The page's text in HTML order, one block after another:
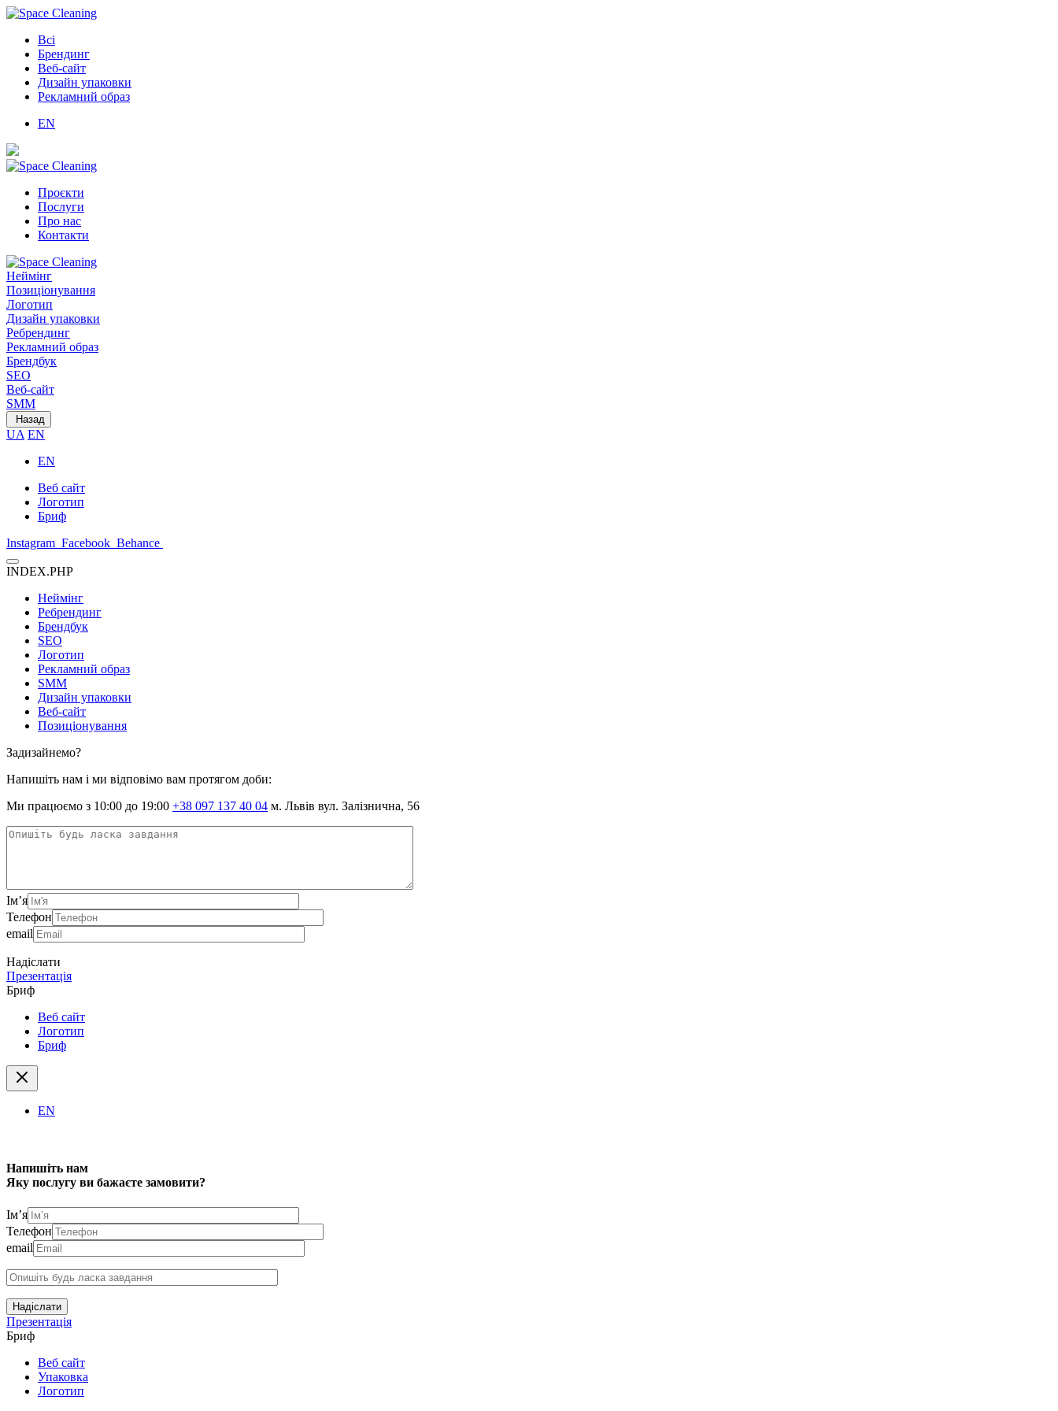
Всі
Брендинг
Веб-сайт
Дизайн упаковки
Рекламний образ
EN
Проєкти
Послуги
Про нас
Контакти
Неймінг
Позиціонування
Логотип
Дизайн упаковки
Ребрендинг
Рекламний образ
Брендбук
SEO
Веб-сайт
SMM
Назад
UA EN
EN
Веб сайт
Логотип
Бриф
Instagram Facebook Behance
INDEX.PHP
Неймінг
Ребрендинг
Брендбук
SEO
Логотип
Рекламний образ
SMM
Дизайн упаковки
Веб-сайт
Позиціонування
Задизайнемо?
Напишіть нам і ми відповімо вам протягом доби:
Ми працюємо з 10:00 до 19:00 +38 097 137 40 04 м. Львів вул. Залізнична, 56
Ім’я
Телефон
email
Надіслати
Презентація
Бриф
Веб сайт
Логотип
Бриф
EN
Напишіть нам
Яку послугу ви бажаєте замовити?
Ім’я
Телефон
email
Надіслати
Презентація
Бриф
Веб сайт
Упаковка
Логотип